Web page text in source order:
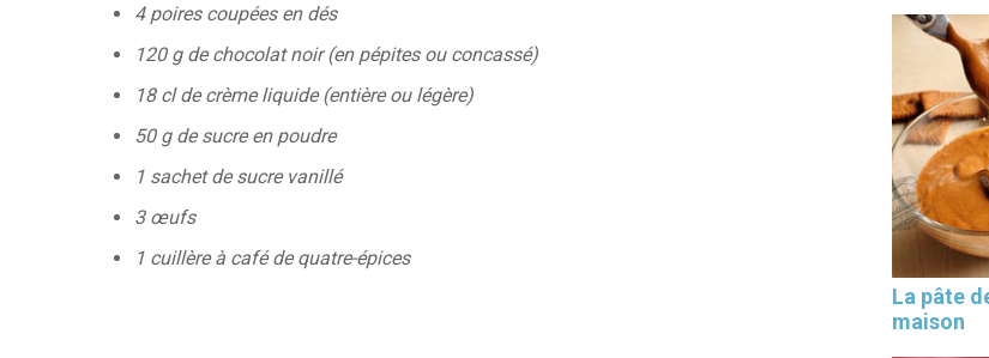
4 poires coupées en dés
120 g de chocolat noir(en pépites ou concassé)
18 cl de crème liquide(entière ou légère)
50 g de sucre en poudre
1 sachet de sucre vanillé
3 œufs
1 cuillère à café de quatre-épices
La pâte
maison